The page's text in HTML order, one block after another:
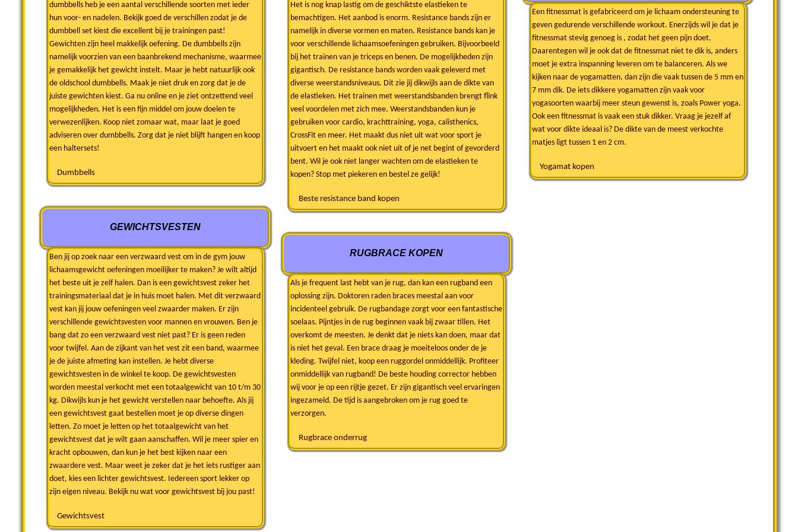
dumbbells heb je een aantal verschillende soorten met ieder
hun voor- en nadelen. Bekijk goed de verschillen zodat je de
dumbbell set kiest die excellent bij je trainingen past!
Gewichten zijn heel makkelijk oefening. De dumbbells zijn
namelijk voorzien van een baanbrekend mechanisme, waarmee
je gemakkelijk het gewicht instelt. Maar je hebt natuurlijk ook
de oldschool dumbbells. Maak je niet druk en zorg dat je de
juiste gewichten kiest. Ga nu online en je ziet ontzettend veel
mogelijkheden. Het is een fijn middel om jouw doelen te
verwezenlijken. Koop niet zomaar wat, maar laat je goed
adviseren over dumbbells. Zorg dat je niet blijft hangen en koop
een haltersets!
Dumbbells
GEWICHTSVESTEN
Ben jij op zoek naar een verzwaard vest om in de gym jouw
lichaamsgewicht oefeningen moeilijker te maken? Je wilt altijd
het beste uit je zelf halen. Dan is een gewichtsvest zeker het
trainingsmateriaal dat je in huis moet halen. Met dit verzwaard
vest kan jij jouw oefeningen veel zwaarder maken. Er zijn
verschillende gewichtsvesten voor mannen en vrouwen. Ben je
bang dat zo een verzwaard vest niet past? Er is geen reden
voor twijfel. Aan de zijkant van het vest zit een band, waarmee
je de juiste afmeting kan instellen. Je hebt diverse
gewichtsvesten in de winkel te koop. De gewichtsvesten
worden meestal verkocht met een totaalgewicht van 10 t/m 30
kg. Dikwijls kun je het gewicht verstellen naar behoefte. Als jij
een gewichtsvest gaat bestellen moet je op diverse dingen
letten. Zo moet je letten op het totaalgewicht van het
gewichtsvest dat je wilt gaan aanschaffen. Wil je meer spier en
kracht opbouwen, dan kun je het best kijken naar een
zwaardere vest. Maar weet je zeker dat je het iets rustiger aan
doet, kies een lichter gewichtsvest. Iedereen sport lekker op
zijn eigen niveau. Bekijk nu wat voor gewichtsvest bij jou past!
Gewichtsvest
Het is nog knap lastig om de geschiktste elastieken te
bemachtigen. Het aanbod is enorm. Resistance bands zijn er
namelijk in diverse vormen en maten. Resistance bands kan je
voor verschillende lichaamsoefeningen gebruiken. Bijvoorbeeld
bij het trainen van je triceps en benen. De mogelijkheden zijn
gigantisch. De resistance bands worden vaak geleverd met
diverse weerstandsniveaus. Dit zie jij dikwijls aan de dikte van
de elastieken. Het trainen met weerstandsbanden brengt flink
veel voordelen met zich mee. Weerstandsbanden kun je
gebruiken voor cardio, krachttraining, yoga, calisthenics,
CrossFit en meer. Het maakt dus niet uit wat voor sport je
uitvoert en het maakt ook niet uit of je net begint of gevorderd
bent. Wil je ook niet langer wachten om de elastieken te
kopen? Stop met piekeren en bestel ze gelijk!
Beste resistance band kopen
RUGBRACE KOPEN
Als je frequent last hebt van je rug, dan kan een rugband een
oplossing zijn. Doktoren raden braces meestal aan voor
incidenteel gebruik. De rugbandage zorgt voor een fantastische
soelaas. Pijntjes in de rug beginnen vaak bij zwaar tillen. Het
overkomt de meesten. Je denkt dat je niets kan doen, maar dat
is niet het geval. Een brace draag je moeiteloos onder de je
kleding. Twijfel niet, koop een ruggordel onmiddellijk. Profiteer
onmiddellijk van rugband! De beste houding corrector hebben
wij voor je op een rijtje gezet. Er zijn gigantisch veel ervaringen
ingezameld. De tijd is aangebroken om je rug goed te
verzorgen.
Rugbrace onderrug
Een fitnessmat is gefabriceerd om je lichaam ondersteuning te
geven gedurende verschillende workout. Enerzijds wil je dat je
fitnessmat stevig genoeg is , zodat het geen pijn doet.
Daarentegen wil je ook dat de fitnessmat niet te dik is, anders
moet je extra inspanning leveren om te balanceren. Als we
kijken naar de yogamatten, dan zijn die vaak tussen de 5 mm en
7 mm dik. De iets dikkere yogamatten zijn vaak voor
yogasoorten waarbij meer steun gewenst is, zoals Power yoga.
Ook een fitnessmat is vaak een stuk dikker. Vraag je jezelf af
wat voor dikte ideaal is? De dikte van de meest verkochte
matjes ligt tussen 1 en 2 cm.
Yogamat kopen